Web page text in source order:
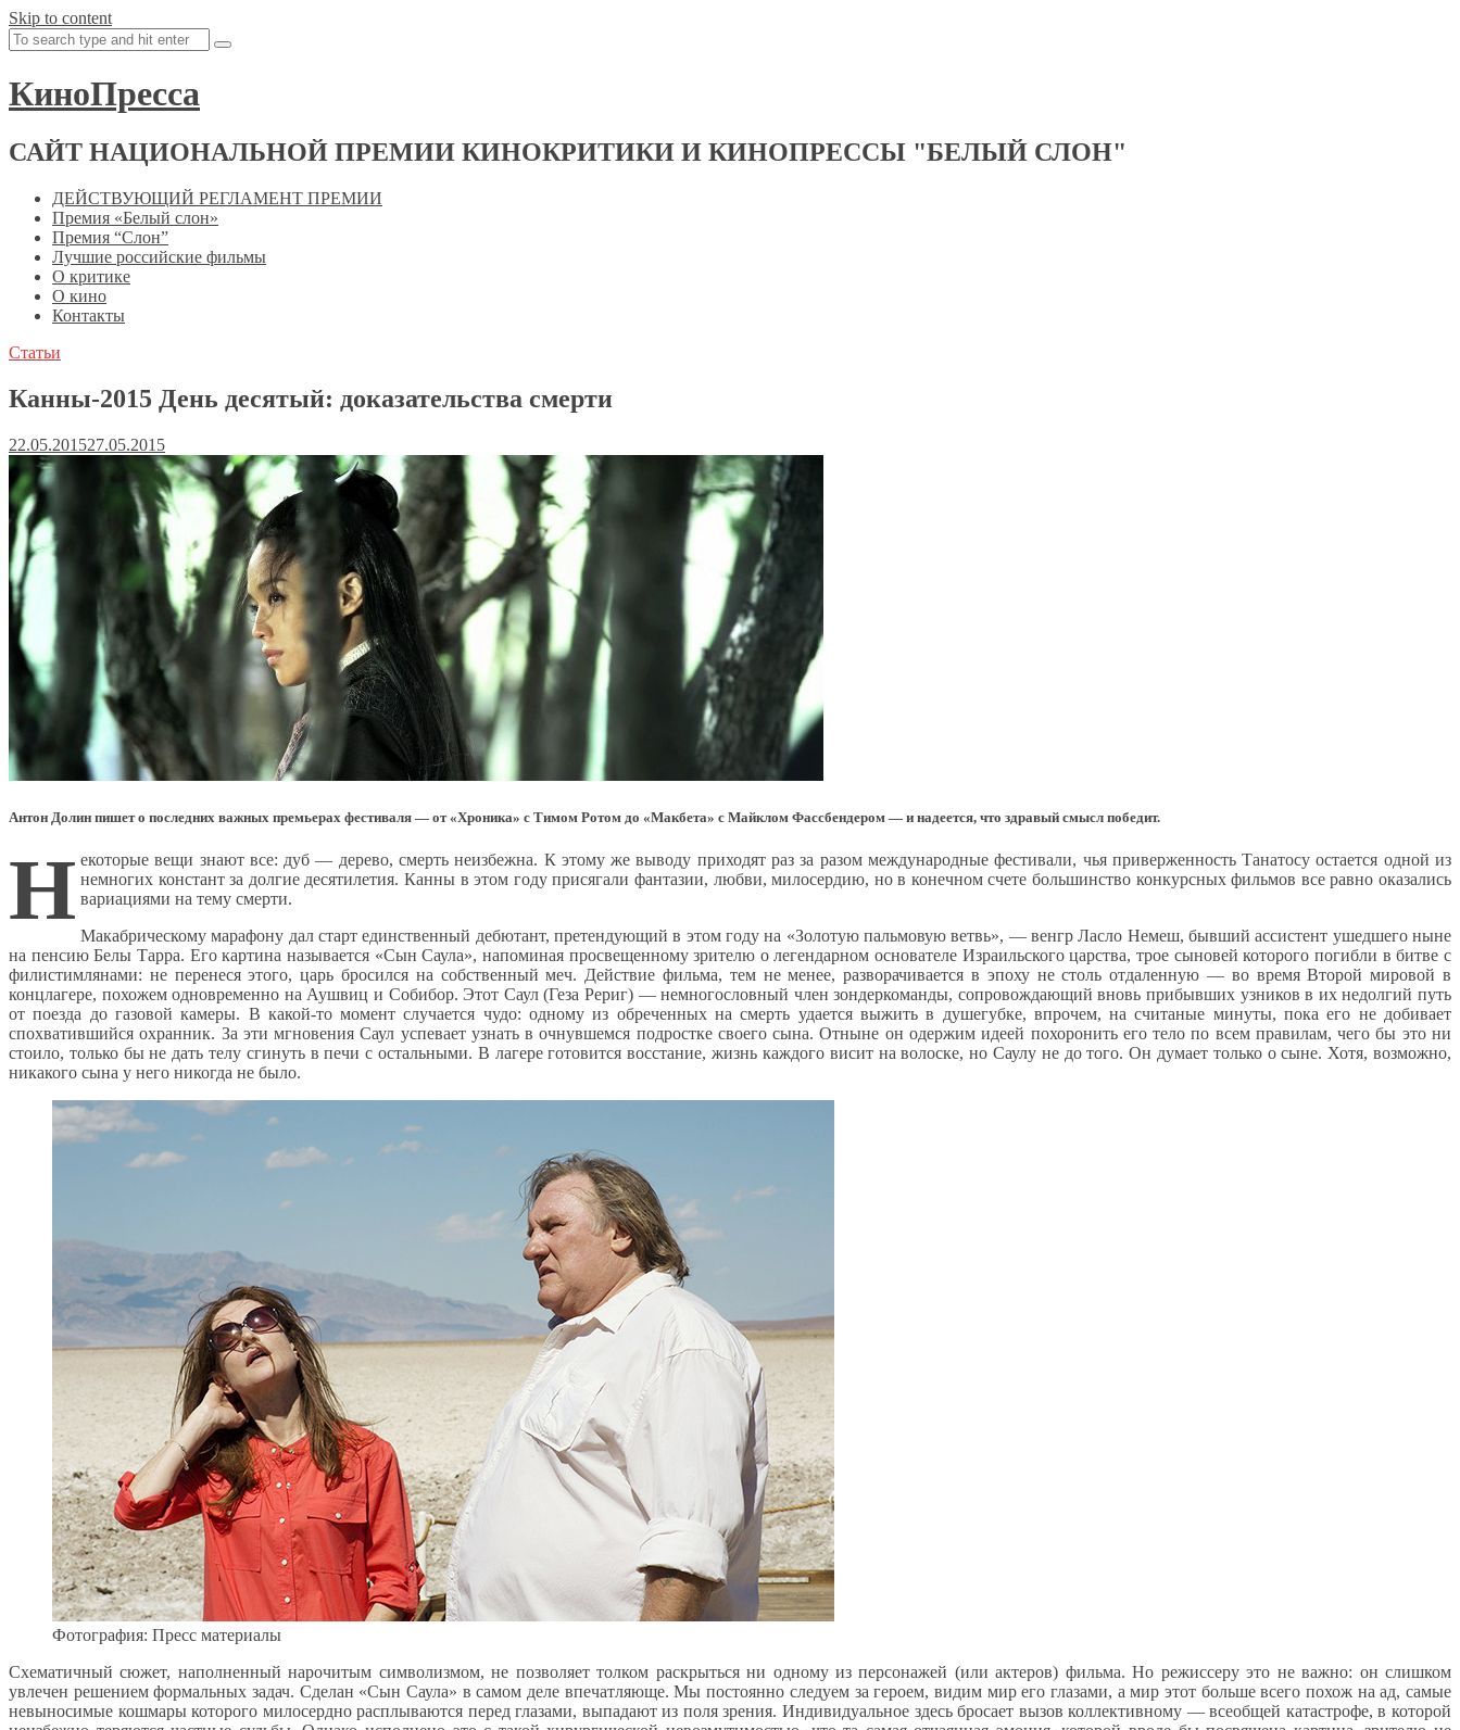
Skip to content
КиноПресса
САЙТ НАЦИОНАЛЬНОЙ ПРЕМИИ КИНОКРИТИКИ И КИНОПРЕССЫ "БЕЛЫЙ СЛОН"
ДЕЙСТВУЮЩИЙ РЕГЛАМЕНТ ПРЕМИИ
Премия «Белый слон»
Премия “Слон”
Лучшие российские фильмы
О критике
О кино
Контакты
Статьи
Канны-2015 День десятый: доказательства смерти
22.05.201527.05.2015
Антон Долин пишет о последних важных премьерах фестиваля — от «Хроника» с Тимом Ротом до «Макбета» с Майклом Фассбендером — и надеется, что здравый смысл победит.
Н екоторые вещи знают все: дуб — дерево, смерть неизбежна. К этому же выводу приходят раз за разом международные фестивали, чья приверженность Танатосу остается одной из
немногих констант за долгие десятилетия. Канны в этом году присягали фантазии, любви, милосердию, но в конечном счете большинство конкурсных фильмов все равно оказались
вариациями на тему смерти.
Макабрическому марафону дал старт единственный дебютант, претендующий в этом году на «Золотую пальмовую ветвь», — венгр Ласло Немеш, бывший ассистент ушедшего ныне
на пенсию Белы Тарра. Его картина называется «Сын Саула», напоминая просвещенному зрителю о легендарном основателе Израильского царства, трое сыновей которого погибли в битве с
филистимлянами: не перенеся этого, царь бросился на собственный меч. Действие фильма, тем не менее, разворачивается в эпоху не столь отдаленную — во время Второй мировой в
концлагере, похожем одновременно на Аушвиц и Собибор. Этот Саул (Геза Рериг) — немногословный член зондеркоманды, сопровождающий вновь прибывших узников в их недолгий путь
от поезда до газовой камеры. В какой-то момент случается чудо: одному из обреченных на смерть удается выжить в душегубке, впрочем, на считаные минуты, пока его не добивает
спохватившийся охранник. За эти мгновения Саул успевает узнать в очнувшемся подростке своего сына. Отныне он одержим идеей похоронить его тело по всем правилам, чего бы это ни
стоило, только бы не дать телу сгинуть в печи с остальными. В лагере готовится восстание, жизнь каждого висит на волоске, но Саулу не до того. Он думает только о сыне. Хотя, возможно,
никакого сына у него никогда не было.
Фотография: Пресс материалы
Схематичный сюжет, наполненный нарочитым символизмом, не позволяет толком раскрыться ни одному из персонажей (или актеров) фильма. Но режиссеру это не важно: он слишком
увлечен решением формальных задач. Сделан «Сын Саула» в самом деле впечатляюще. Мы постоянно следуем за героем, видим мир его глазами, а мир этот больше всего похож на ад, самые
невыносимые кошмары которого милосердно расплываются перед глазами, выпадают из поля зрения. Индивидуальное здесь бросает вызов коллективному — всеобщей катастрофе, в которой